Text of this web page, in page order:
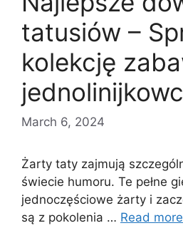
tatusiów –
kolekcję
March 6, 2024
Żarty taty zajmują
świecie humoru. Te pełne
jednoczęściowe żarty i
są z pokolenia … Read more